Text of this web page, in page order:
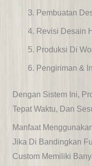
Pembuatan
Revisi Desain
Produksi Di
Pengiriman &
Dengan Sistem Ini,
Tepat Waktu, Dan
Manfaat
Jika Di Bandingkan
Custom Memiliki